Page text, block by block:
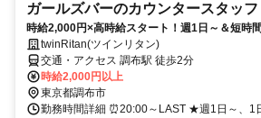
ガールズバーのカウンタースタッフ
時給2,000円×高時給スタート！週1日～＆短時
twinRitan(ツインリタン)
交通・アクセス 調布駅 徒歩2分
時給2,000円以上
東京都調布市
勤務時間詳細 ⏰20:00～LAST ★週1日～、1